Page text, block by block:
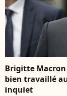
Brigitte
bien travaillé
inquiet